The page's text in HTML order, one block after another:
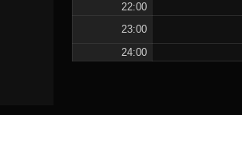
22:00
23:00
24:00